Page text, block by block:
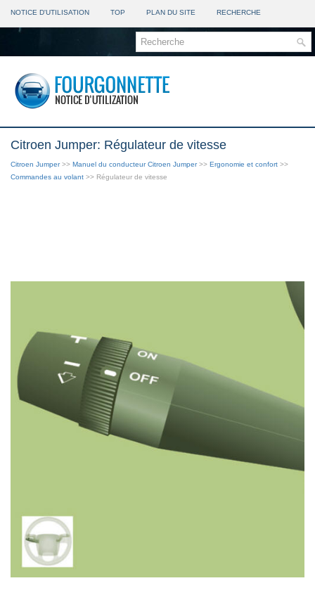
NOTICE D'UTILISATION TOP PLAN DU SITE RECHERCHE
Citroen Jumper: Régulateur de vitesse
Citroen Jumper>> Manuel du conducteur Citroen Jumper>> Ergonomie et confort >>
Commandes au volant >> Régulateur de vitesse